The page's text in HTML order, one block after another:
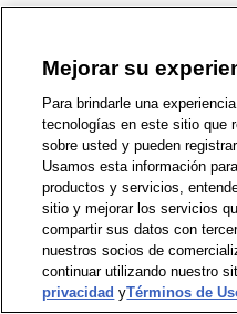
Mejorar su
Para brindarle una
tecnologías en este sitio que
sobre usted y pueden
Usamos esta información
productos y servicios,
sitio y mejorar los servicios
compartir sus datos con
nuestros socios de
continuar utilizando nuestro
privacidad yTérminos de